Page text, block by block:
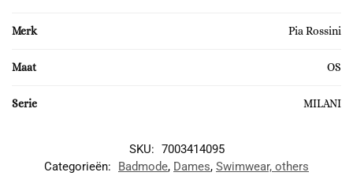
Merk Pia Rossini
Maat OS
Serie MILANI
SKU: 7003414095
Categorieën:
Badmode, Dames, Swimwear, others